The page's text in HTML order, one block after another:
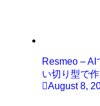
Resmeo –
い切り型で
August 8,